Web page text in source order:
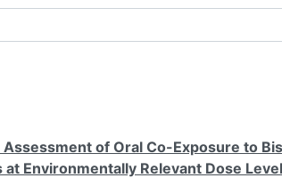
of Oral Co-Exposure to
at Environmentally Relevant Dose